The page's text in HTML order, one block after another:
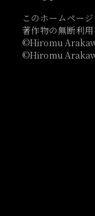
このホームペー
著作物の無断利用
©Hiromu
©Hiromu